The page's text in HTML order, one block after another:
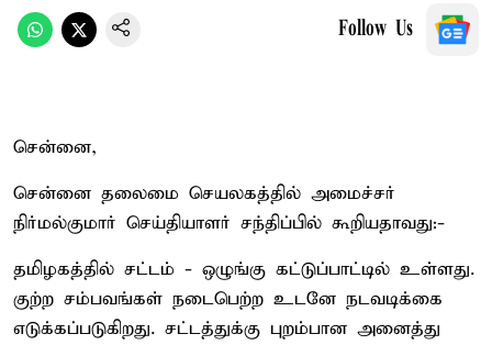
Follow Us
சென்னை,
சென்னை தலைமை செயலகத்தில் அமைச்சர்
நிர்மல்குமார் செய்தியாளர் சந்திப்பில் கூறியதாவது:-
தமிழகத்தில் சட்டம் - ஒழுங்கு கட்டுப்பாட்டில் உள்ளது.
குற்ற சம்பவங்கள் நடைபெற்ற உடனே நடவடிக்கை
எடுக்கப்படுகிறது. சட்டத்துக்கு புறம்பான அனைத்து